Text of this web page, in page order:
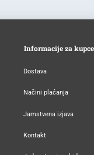
Informacije za kupce
Dostava
Načini plaćanja
Jamstvena izjava
Kontakt